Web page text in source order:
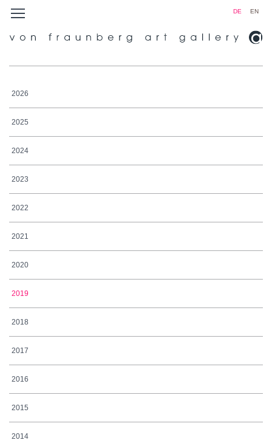
DE EN
2026
2025
2024
2023
2022
2021
2020
2019
2018
2017
2016
2015
2014